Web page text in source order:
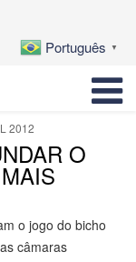
Português ▼
2012
O
o jogo do bicho
câmaras